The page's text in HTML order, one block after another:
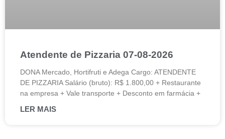
Atendente de Pizzaria 07-08-2026
DONA Mercado, Hortifruti e Adega Cargo: ATENDENTE
DE PIZZARIA Salário (bruto): R$ 1.800,00 + Restaurante
na empresa + Vale transporte + Desconto em farmácia +
LER MAIS